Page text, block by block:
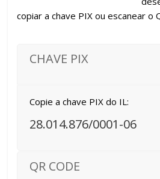
copiar a chave PIX ou escanear o
CHAVE PIX
Copie a chave PIX do IL:
28.014.876/0001-06
QR CODE